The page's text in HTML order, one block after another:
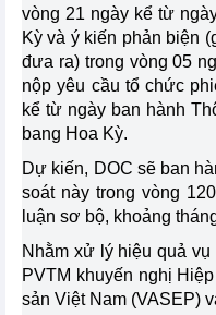
vòng 21 ngày kể từ
Kỳ và ý kiến phản biện
đưa ra) trong vòng 05
nộp yêu cầu tổ chức
kể từ ngày ban hành
bang Hoa Kỳ.
Dự kiến, DOC sẽ ban
soát này trong vòng
luận sơ bộ, khoảng
Nhằm xử lý hiệu quả
PVTM khuyến nghị
sản Việt Nam (VASEP)